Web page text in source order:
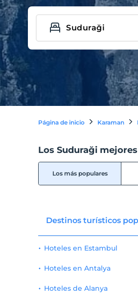
Página de inicio Karaman
Los Suduraği
Los más populares
Destinos turísticos
Hoteles en Estambul
Hoteles en Antalya
Hoteles de Alanya